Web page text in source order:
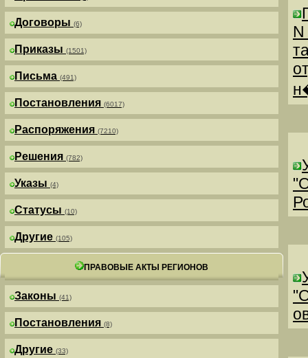
Договоры (6)
Приказы (1501)
Письма (491)
Постановления (6017)
Распоряжения (7210)
Решения (782)
Указы (4)
Статусы (10)
Другие (105)
ПРАВОВЫЕ АКТЫ РЕГИОНОВ
Законы (41)
Постановления (8)
Другие (33)